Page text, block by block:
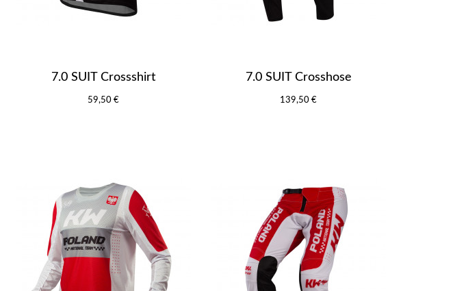
7.0 SUIT Crossshirt
59,50 €
7.0 SUIT Crosshose
139,50 €